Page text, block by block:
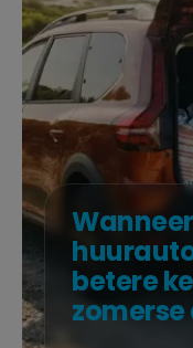
betere